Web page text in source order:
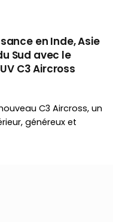
en Inde, Asie
Sud avec le
C3 Aircross
C3 Aircross, un
généreux et